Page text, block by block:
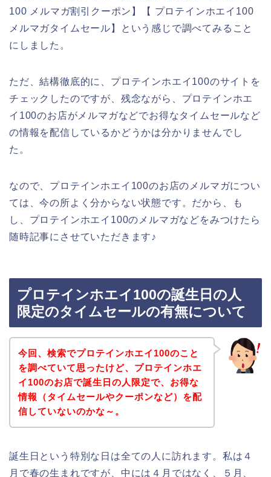
100 メルマガ割引クーポン】【 プロテインホエイ100
メルマガタイムセール】という感じで調べてみること
にしました。
ただ、結構徹底的に、プロテインホエイ100のサイトを
チェックしたのですが、残念ながら、プロテインホエ
イ100のお店がメルマガなどでお得なタイムセールなど
の情報を配信しているかどうかは分かりませんでし
た。
なので、プロテインホエイ100のお店のメルマガについ
ては、今の所よく分からない状態です。だから、も
し、プロテインホエイ100のメルマガなどをみつけたら
随時記事にさせていただきます♪
プロテインホエイ100の誕生日の人
限定のタイムセールの有無について
今回、検索でプロテインホエイ100のこと
を調べていて思ったけど、プロテインホエ
イ100のお店で誕生日の人限定で、お得な
情報（タイムセールやクーポンなど）を配
信していないのかな～。
誕生日という特別な日は全ての人に訪れます。私は４
月で春の生まれですが、中には４月ではなく、５月、